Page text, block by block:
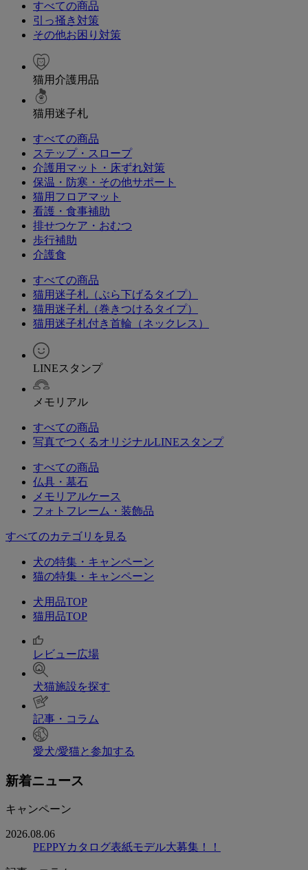
すべての商品
引っ掻き対策
その他お困り対策
猫用介護用品
猫用迷子札
すべての商品
ステップ・スロープ
介護用マット・床ずれ対策
保温・防寒・その他サポート
猫用フロアマット
看護・食事補助
排せつケア・おむつ
歩行補助
介護食
すべての商品
猫用迷子札（ぶら下げるタイプ）
猫用迷子札（巻きつけるタイプ）
猫用迷子札付き首輪（ネックレス）
LINEスタンプ
メモリアル
すべての商品
写真でつくるオリジナルLINEスタンプ
すべての商品
仏具・墓石
メモリアルケース
フォトフレーム・装飾品
すべてのカテゴリを見る
犬の特集・キャンペーン
猫の特集・キャンペーン
犬用品TOP
猫用品TOP
レビュー広場
犬猫施設を探す
記事・コラム
愛犬/愛猫と参加する
新着ニュース
キャンペーン
2026.08.06
PEPPYカタログ表紙モデル大募集！！